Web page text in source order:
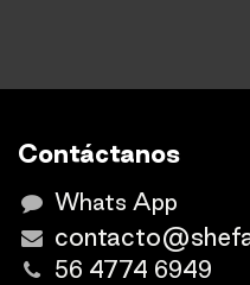
Contáctanos
Whats App
56 4774 6949